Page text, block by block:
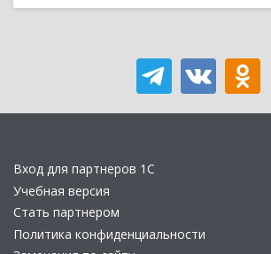
Вход для партнеров 1С
Учебная версия
Стать партнером
Политика конфиденциальности